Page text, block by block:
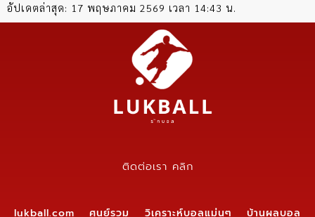
อัปเดตล่าสุด: 17 พฤษภาคม 2569 เวลา 14:43 น.
ติดต่อเรา คลิก
lukball.com ศูนย์รวม วิเคราะห์บอลแม่นๆ บ้านผลบอล